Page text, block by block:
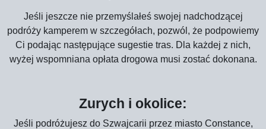
Jeśli jeszcze nie przemyślałeś swojej nadchodzącej
podróży kamperem w szczegółach, pozwól, że podpowiemy
Ci podając następujące sugestie tras. Dla każdej z nich,
wyżej wspomniana opłata drogowa musi zostać dokonana.
Zurych i okolice:
Jeśli podróżujesz do Szwajcarii przez miasto Constance,